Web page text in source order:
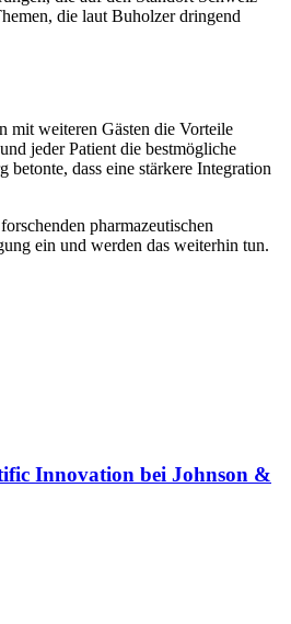
die laut Buholzer dringend
mit weiteren Gästen die Vorteile
jeder Patient die bestmögliche
dass eine stärkere Integration
pharmazeutischen
ein und werden das weiterhin tun.
Innovation bei Johnson &